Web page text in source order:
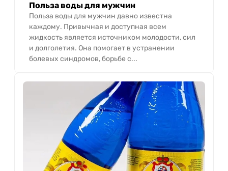
Польза воды для мужчин
Польза воды для мужчин давно известна
каждому. Привычная и доступная всем
жидкость является источником молодости, сил
и долголетия. Она помогает в устранении
болевых синдромов, борьбе с...